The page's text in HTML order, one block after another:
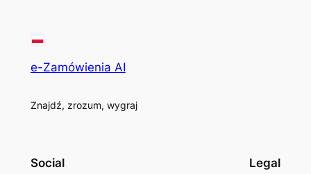
e-Zamówienia AI
Znajdź, zrozum, wygraj
Social Legal